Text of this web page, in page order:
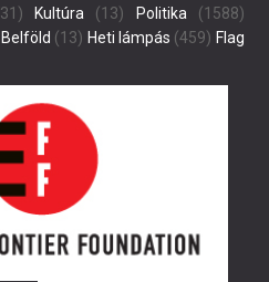
Kultúra (13) Politika(1588)
Belföld (13) Heti lámpás (459) Flag